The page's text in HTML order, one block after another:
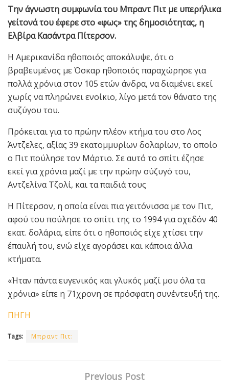
Την άγνωστη συμφωνία του Μπραντ Πιτ με υπερήλικα
γείτονά του έφερε στο «φως» της δημοσιότητας, η
Ελβίρα Κασάντρα Πίτερσον.
Η Αμερικανίδα ηθοποιός αποκάλυψε, ότι ο
βραβευμένος με Όσκαρ ηθοποιός παραχώρησε για
πολλά χρόνια στον 105 ετών άνδρα, να διαμένει εκεί
χωρίς να πληρώνει ενοίκιο, λίγο μετά τον θάνατο της
συζύγου του.
Πρόκειται για το πρώην πλέον κτήμα του στο Λος
Άντζελες, αξίας 39 εκατομμυρίων δολαρίων, το οποίο
ο Πιτ πούλησε τον Μάρτιο. Σε αυτό το σπίτι έζησε
εκεί για χρόνια μαζί με την πρώην σύζυγό του,
Αντζελίνα Τζολί, και τα παιδιά τους
Η Πίτερσον, η οποία είναι πια γειτόνισσα με τον Πιτ,
αφού του πούλησε το σπίτι της το 1994 για σχεδόν 40
εκατ. δολάρια, είπε ότι ο ηθοποιός είχε χτίσει την
έπαυλή του, ενώ είχε αγοράσει και κάποια άλλα
κτήματα.
«Ήταν πάντα ευγενικός και γλυκός μαζί μου όλα τα
χρόνια» είπε η 71χρονη σε πρόσφατη συνέντευξή της.
ΠΗΓΗ
Tags: Μπραντ Πιτ:
Previous Post